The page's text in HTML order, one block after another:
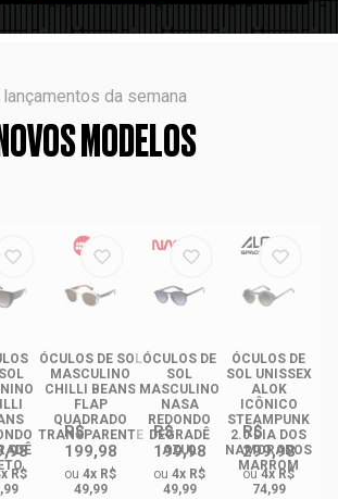
lançamentos da semana
NOVOS MODELOS
R$
ÓCULOS DE SOL
MASCULINO
CHILLI BEANS
FLAP
QUADRADO
TRANSPARENTE
R$
199,98
ou 4x R$
49,99
ÓCULOS DE
SOL
MASCULINO
NASA
REDONDO
DEGRADÊ
AZUL
R$
199,98
ou 4x R$
49,99
ÓCULOS DE
SOL UNISSEX
ALOK
ICÔNICO
STEAMPUNK
2.0 DIA DOS
NAMORADOS
MARROM
R$
299,98
ou4x R$
74,99